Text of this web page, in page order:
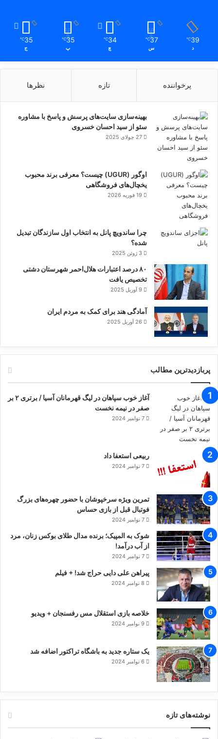
تظاهرات ضدترامپ
تظاهرات ضدترامپ
تظاهرات ضدترامپ
تظاهرات ضدترامپ
کپی لینک
39
℃
د
37
℃
س
34
℃
چ
35
℃
پ
35
℃
ج
پرخواننده تازه نظرها
بهینه‌سازی سایت‌های پرسش و پاسخ با مشاوره
سئو از سید احسان خسروی
27 جولای 2025
اوگور (UGUR) چیست؟ معرفی برند محبوب
یخچال‌های فروشگاهی
19 فوریه 2026
چرا ساندویچ پانل به انتخاب اول سازندگان تبدیل
شده؟
3 ژوئن 2025
۸۰ درصد اعتبارات هلال‌احمر شهرستان دشتی
تخصیص یافت
9 آوریل 2025
آمادگی هند برای کمک به مردم ایران
26 آوریل 2025
پربازدیدترین مطالب
آغاز خوب سپاهان در لیگ قهرمانان آسیا / برتری ۲ بر
صفر در نیمه نخست
7 نوامبر 2024
ربیعی استعفا داد
7 نوامبر 2024
تمرین ویژه سرخپوشان با حضور چهره‌های بزرگ
فوتبال قبل از بازی حساس
7 نوامبر 2024
شوک به المپیک؛ برنده مدال طلای بوکس زنان، مرد
از آب درآمد!
7 نوامبر 2024
پیراهن علی دایی حراج شد! + فیلم
8 نوامبر 2024
خلاصه بازی استقلال مس رفسنجان + ویدیو
9 نوامبر 2024
یک ستاره جدید به باشگاه تراکتور اضافه شد
6 نوامبر 2024
نوشته‌های تازه